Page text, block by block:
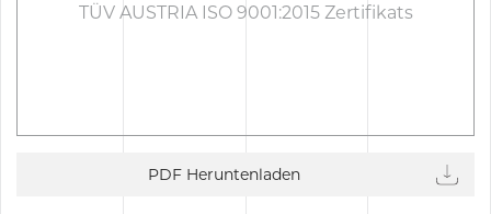
TÜV AUSTRIA ISO 9001:2015 Zertifikats
PDF Heruntenladen